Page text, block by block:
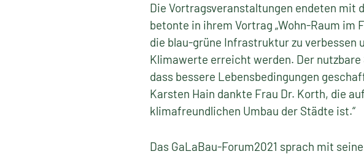
Die Vortragsveranstaltungen endeten mit
betonte in ihrem Vortrag „Wohn-Raum im
die blau-grüne Infrastruktur zu verbessen
Klimawerte erreicht werden. Der
dass bessere Lebensbedingungen
Karsten Hain dankte Frau Dr. Korth, die
klimafreundlichen Umbau der Städte ist.“
Das GaLaBau-Forum2021 sprach mit